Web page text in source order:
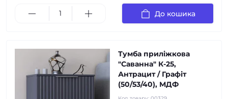
До кошика
Тумба приліжкова
"Саванна" К-25,
Антрацит / Графіт
(50/53/40), МДФ